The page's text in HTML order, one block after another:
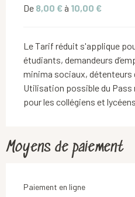
De 8,00 € à 10,00 €
Le Tarif réduit s'applique
étudiants, demandeurs
minima sociaux, détenteurs
Utilisation possible du
pour les collégiens et lycéens.
Moyens de paiement
Paiement en ligne